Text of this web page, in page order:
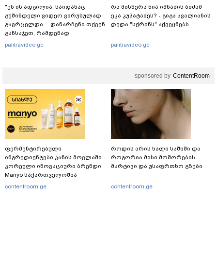
"ეს ის ადგილია, საიდანაც
გუშინდელი ვიდეო ვირუსულად
გავრცელდა.... დანარჩენი თქვენ
განსაჯეთ, რამდენად
შესაძლებელია აქ ადამიანის
palitravideo.ge
რა მისწერა ნია იმნაძის ბიძამ
ეკა კუპატაძეს? - გიგა ავალიანის
დედა "სქრინს" აქვეყნებს
palitravideo.ge
sponsored by ContentRoom
ფერმენტირებული
ინგრედიენტები კანის მოვლაში -
კორეული ინოვაციური ბრენდი
Manyo საქართველოშია
contentroom.ge
როდის არის ხალი საშიში და
როგორია მისი მოშორების
მარტივი და უსაფრთხო გზები
contentroom.ge